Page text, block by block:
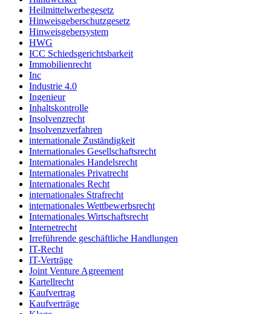
Heilmittelwerbegesetz
Hinweisgeberschutzgesetz
Hinweisgebersystem
HWG
ICC Schiedsgerichtsbarkeit
Immobilienrecht
Inc
Industrie 4.0
Ingenieur
Inhaltskontrolle
Insolvenzrecht
Insolvenzverfahren
internationale Zuständigkeit
Internationales Gesellschaftsrecht
Internationales Handelsrecht
Internationales Privatrecht
Internationales Recht
internationales Strafrecht
internationales Wettbewerbsrecht
Internationales Wirtschaftsrecht
Internetrecht
Irreführende geschäftliche Handlungen
IT-Recht
IT-Verträge
Joint Venture Agreement
Kartellrecht
Kaufvertrag
Kaufverträge